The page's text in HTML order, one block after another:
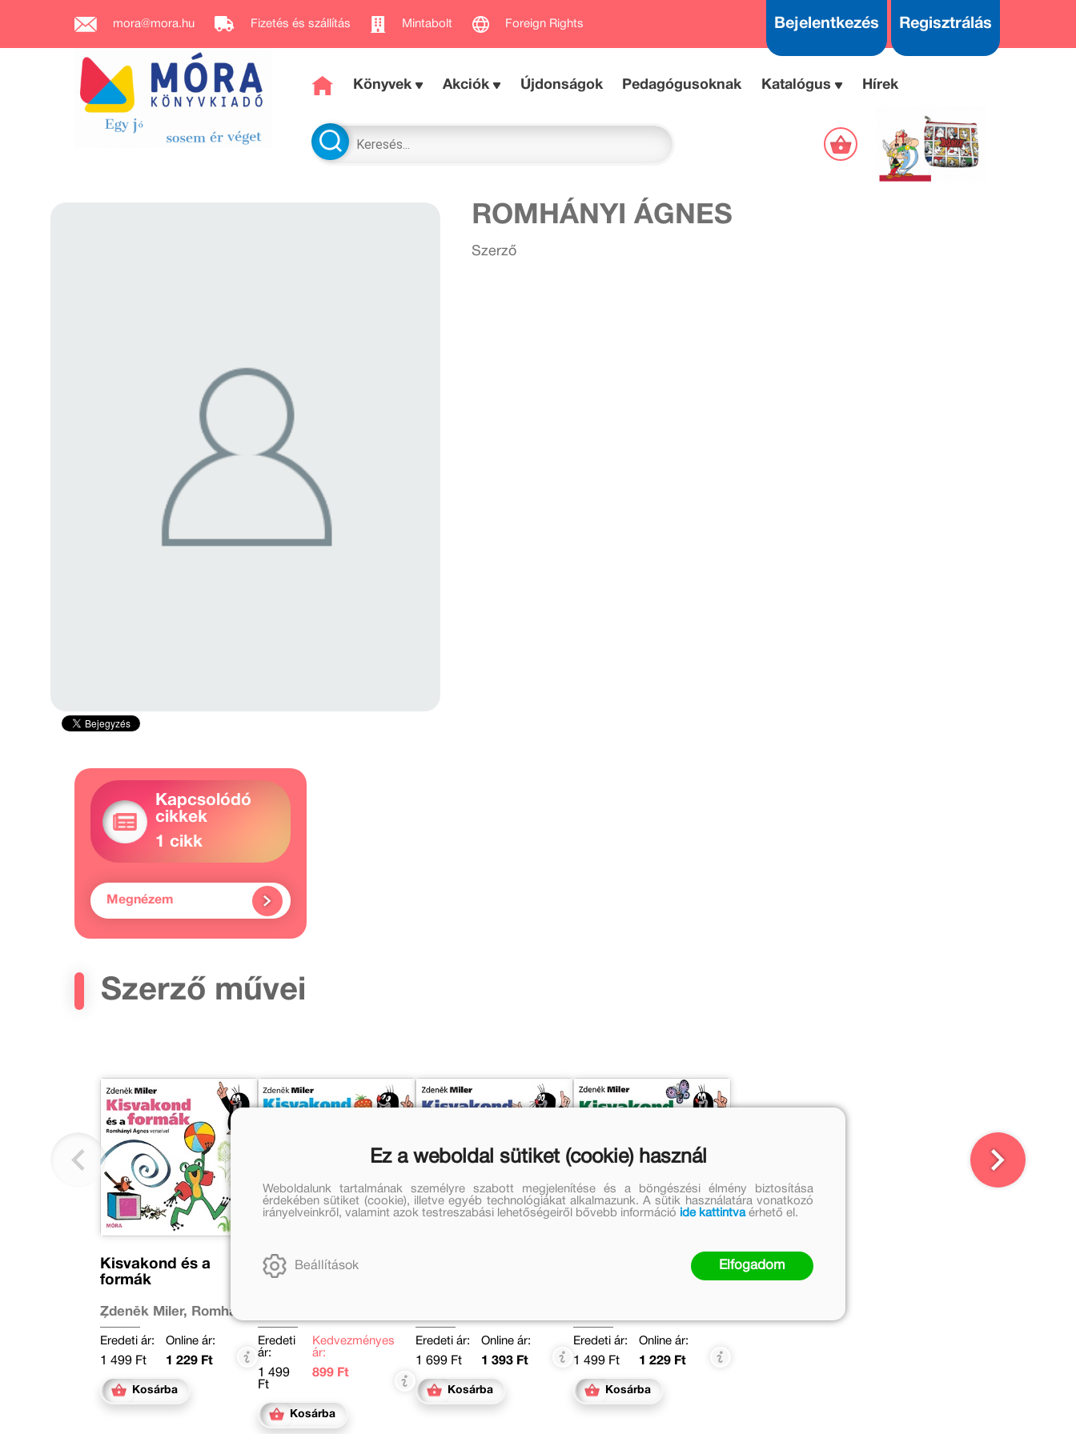
mora@mora.hu Fizetés és szállítás Mintabolt Foreign Rights Bejelentkezés Regisztrálás
Könyvek Akciók Újdonságok Pedagógusoknak Katalógus Hírek
ROMHÁNYI ÁGNES
Szerző
Kapcsolódó
cikkek
1 cikk
Megnézem
Szerző művei
Kisvakond és a
formák
Zdeněk Miler, Romhányi
Ágnes
Eredeti ár:
1 499 Ft
Online ár:
1 229 Ft
Kosárba
Kisvakond és a
számok
Ágnes
Eredeti
ár:
1 499
Ft
Kedvezményes
ár:
899 Ft
Kosárba
Ágnes
Eredeti ár:
1 699 Ft
Online ár:
1 393 Ft
Kosárba
Ágnes
Eredeti ár:
1 499 Ft
Online ár:
1 229 Ft
Kosárba
Ez a weboldal sütiket (cookie) használ
Weboldalunk tartalmának személyre szabott megjelenítése és a böngészési élmény biztosítása
érdekében sütiket (cookie), illetve egyéb technológiákat alkalmazunk. A sütik használatára vonatkozó
irányelveinkről, valamint azok testreszabási lehetőségeiről bővebb információ ide kattintvaérhető el.
Beállítások Elfogadom